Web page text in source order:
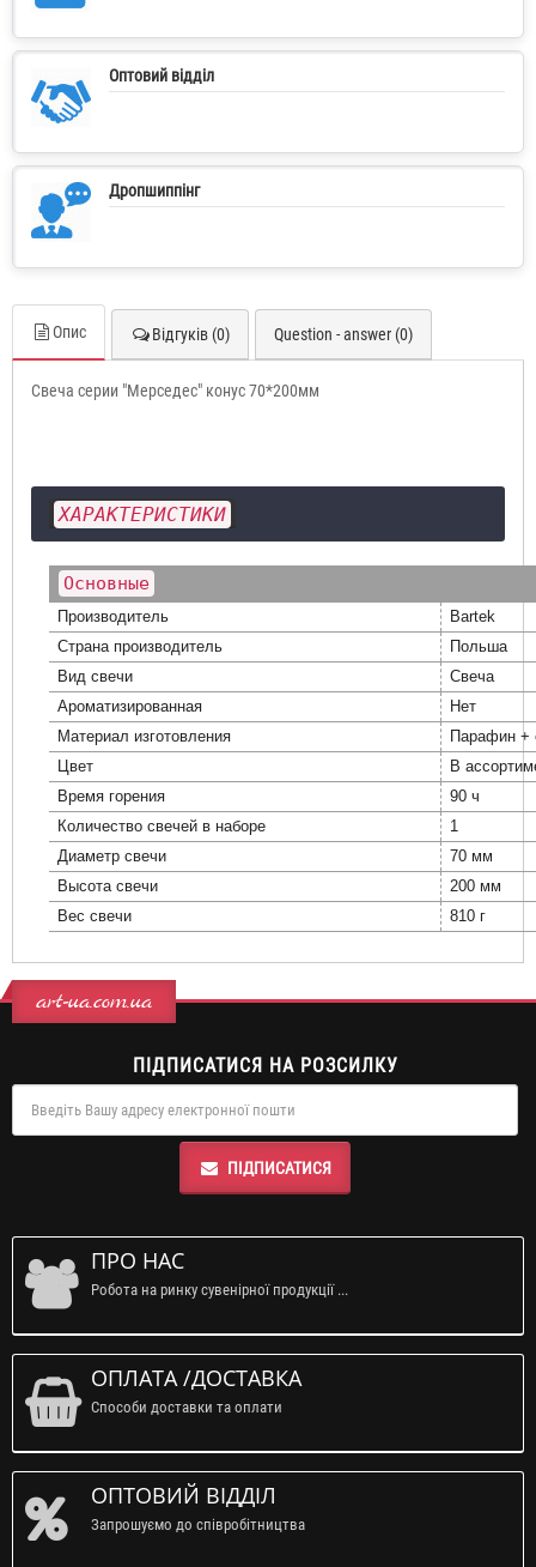
Оптовий відділ
Дропшиппінг
Опис Відгуків (0) Question - answer (0)
Свеча серии "Мерседес" конус 70*200мм
ХАРАКТЕРИСТИКИ
Основные
Производитель
Bartek
Страна производитель
Польша
Вид свечи
Свеча
Ароматизированная
Нет
Материал изготовления
Парафин +
Цвет
В
Время горения
90 ч
Количество свечей в наборе
1
Диаметр свечи
70 мм
Высота свечи
200 мм
Вес свечи
810 г
art-ua.com.ua
ПІДПИСАТИСЯ НА РОЗСИЛКУ
ПІДПИСАТИСЯ
ПРО НАС
Робота на ринку сувенірної продукції ...
ОПЛАТА /ДОСТАВКА
Способи доставки та оплати
ОПТОВИЙ ВІДДІЛ
Запрошуємо до співробітництва